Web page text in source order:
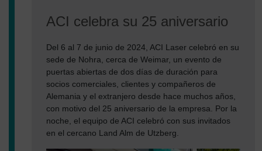
ACI celebra su 25 aniversario
Del 6 al 7 de junio de 2024, ACI Laser celebró en su
sede de Nohra, cerca de Weimar, un evento de
puertas abiertas de dos días de duración para
socios comerciales, clientes y compañeros de
Alemania y el extranjero desde hace muchos años,
con motivo del 25 aniversario de la empresa. Por la
noche, el equipo de ACI celebró con sus invitados
en el cercano Land Alm de Utzberg.